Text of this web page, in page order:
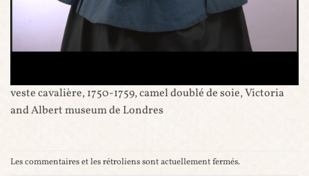
veste cavalière, 1750-1759, camel doublé de soie, Victoria
and Albert museum de Londres
Les commentaires et les rétroliens sont actuellement fermés.